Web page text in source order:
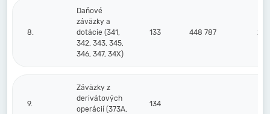
8.
Daňové
záväzky a
dotácie (341,
342, 343, 345,
346, 347, 34X)
133 448 787
9.
Záväzky z
derivátových
operácií (373A,
134